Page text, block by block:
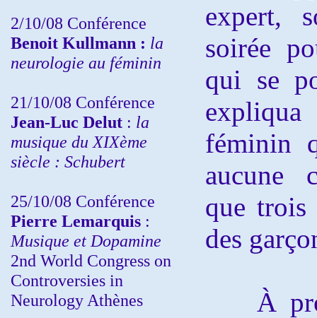
2/10/08 Conférence
Benoit Kullmann : la
neurologie au féminin
21/10/08 Conférence
Jean-Luc Delut : la
musique du XIXème
siècle : Schubert
25/10/08 Conférence
Pierre Lemarquis :
Musique et Dopamine
2nd World Congress on
Controversies in
Neurology Athènes
expert,
soirée
qui se
expliqua
féminin
aucune
que trois
des
À